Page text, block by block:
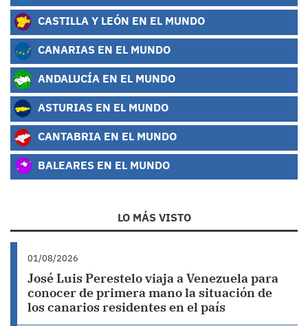
CASTILLA Y LEÓN EN EL MUNDO
CANARIAS EN EL MUNDO
ANDALUCÍA EN EL MUNDO
ASTURIAS EN EL MUNDO
CANTABRIA EN EL MUNDO
BALEARES EN EL MUNDO
LO MÁS VISTO
01/08/2026
José Luis Perestelo viaja a Venezuela para
conocer de primera mano la situación de
los canarios residentes en el país